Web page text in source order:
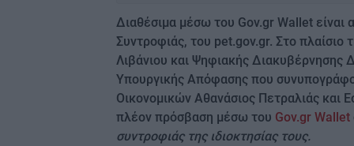
Διαθέσιμα μέσω του Gov.gr Wallet
Συντροφιάς, του pet.gov.gr. Στο
Λιβάνιου και Ψηφιακής Διακυβέρνησης
Υπουργικής Απόφασης που
Οικονομικών Αθανάσιος Πετραλιάς και
πλέον πρόσβαση μέσω του Gov.gr Wallet
συντροφιάς της ιδιοκτησίας τους.